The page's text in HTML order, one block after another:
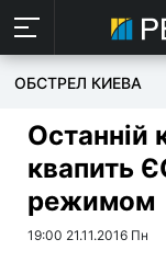
ОБСТРЕЛ КИЕВА
Останній
квапить
режимом
19:00 21.11.2016 Пн